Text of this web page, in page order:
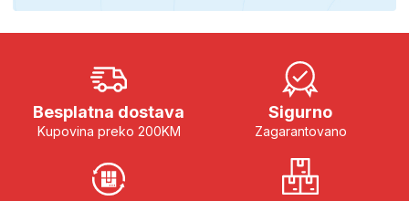
Besplatna dostava
Kupovina preko 200KM
Sigurno
Zagarantovano